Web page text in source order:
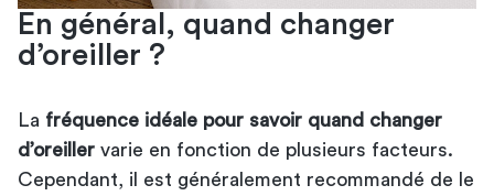
En général, quand changer
d’oreiller ?
La fréquence idéale pour savoir quand changer
d’oreiller varie en fonction de plusieurs facteurs.
Cependant, il est généralement recommandé de le